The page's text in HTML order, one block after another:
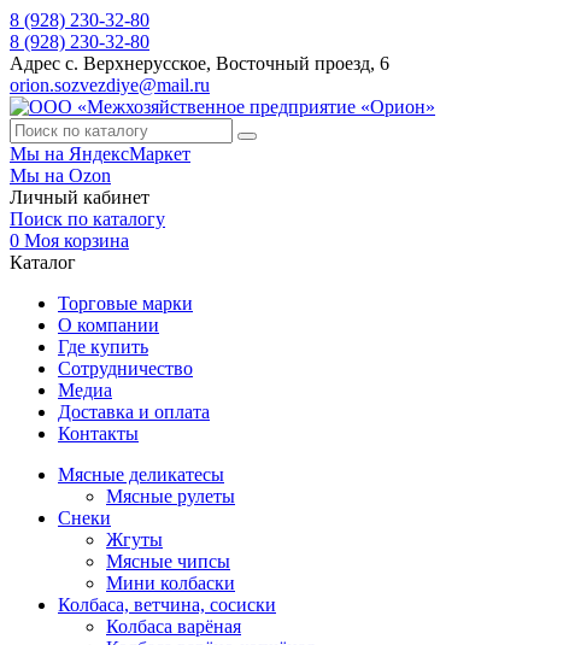
8 (928) 230-32-80
8 (928) 230-32-80
Адрес с. Верхнерусское, Восточный проезд, 6
orion.sozvezdiye@mail.ru
Мы на ЯндексМаркет
Мы на Ozon
Личный кабинет
Поиск по каталогу
0 Моя корзина
Каталог
Торговые марки
О компании
Где купить
Сотрудничество
Медиа
Доставка и оплата
Контакты
Мясные деликатесы
Мясные рулеты
Снеки
Жгуты
Мясные чипсы
Мини колбаски
Колбаса, ветчина, сосиски
Колбаса варёная